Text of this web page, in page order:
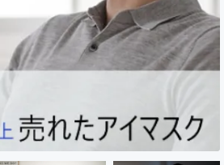
CAMPFIRE for Social Good CAMPFIRE
CAMPFIREふるさと納税 machi-yaコミ